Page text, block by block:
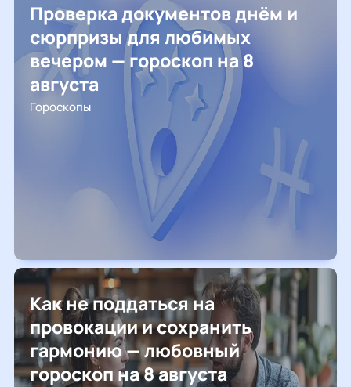
Проверка документов днём и
сюрпризы для любимых
вечером — гороскоп на 8
августа
Гороскопы
Как не поддаться на
провокации и сохранить
гармонию — любовный
гороскоп на 8 августа